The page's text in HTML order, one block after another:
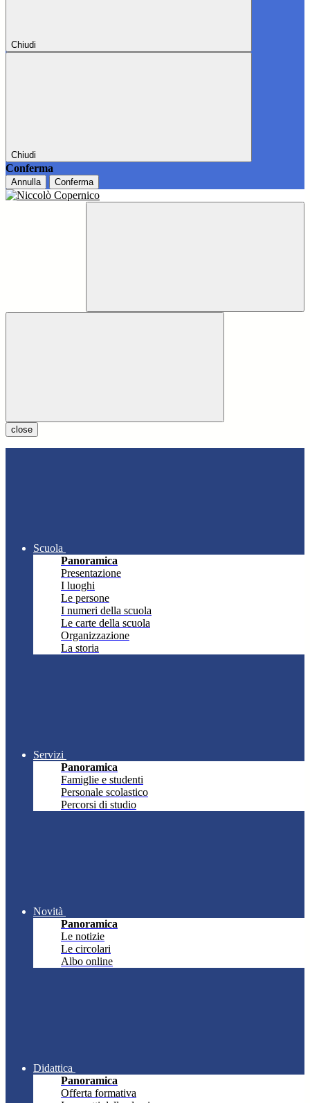
Chiudi
Chiudi
Conferma
Annulla Conferma
close
Scuola
Panoramica
Presentazione
I luoghi
Le persone
I numeri della scuola
Le carte della scuola
Organizzazione
La storia
Servizi
Panoramica
Famiglie e studenti
Personale scolastico
Percorsi di studio
Novità
Panoramica
Le notizie
Le circolari
Albo online
Didattica
Panoramica
Offerta formativa